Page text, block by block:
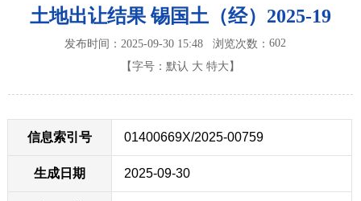
土地出让结果 锡国土（经）2025-19
发布时间：2025-09-30 15:48 浏览次数： 602
【字号： 默认 大 特大 】
信息索引号 01400669X/2025-00759
生成日期 2025-09-30